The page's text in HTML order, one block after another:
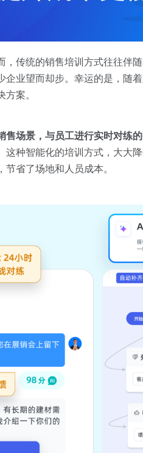
传统的销售培训方式往往伴
业望而却步。幸运的是，随
案。
场景，与员工进行实时对练的
种智能化的培训方式，大大
省了场地和人员成本。